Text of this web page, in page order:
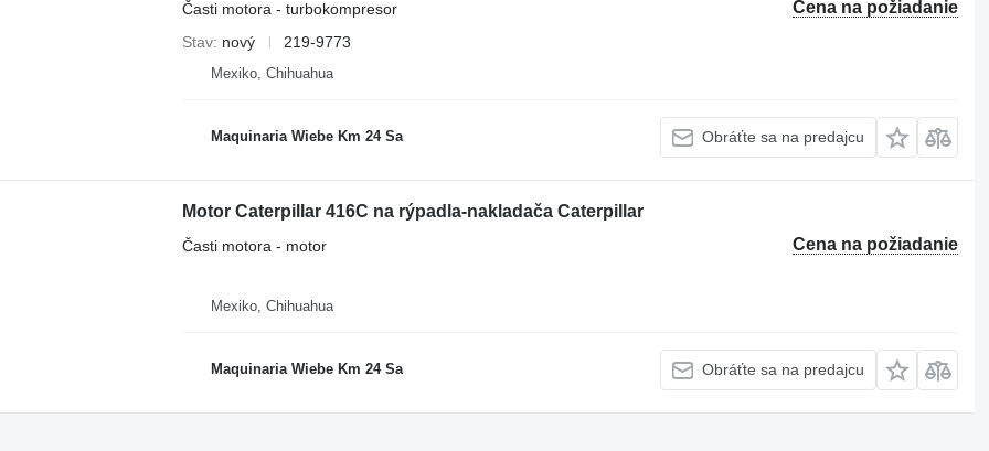
Cena na požiadanie
Časti motora - turbokompresor
Stav nový 219-9773
Mexiko, Chihuahua
Maquinaria Wiebe Km 24 Sa Obráťte sa na predajcu
Motor Caterpillar 416C na rýpadla-nakladača Caterpillar
Cena na požiadanie
Časti motora - motor
Mexiko, Chihuahua
Maquinaria Wiebe Km 24 Sa Obráťte sa na predajcu